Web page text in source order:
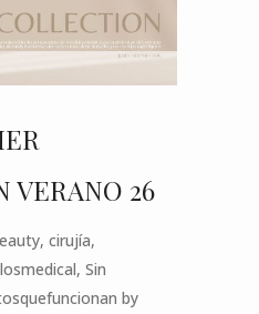
VERANO 26
, cirujía,
, Sin
by